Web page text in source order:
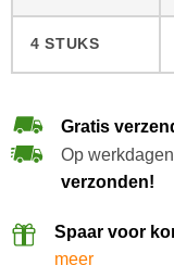
4 STUKS
Gratis
Op
verzonden!
Spaar voor
meer